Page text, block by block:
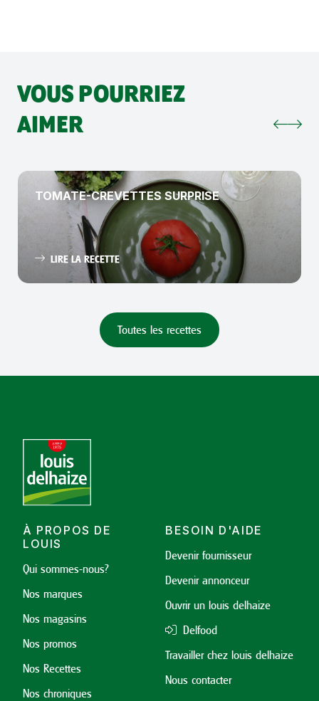
VOUS POURRIEZ
AIMER
TOMATE-CREVETTES SURPRISE
LIRE LA RECETTE
Toutes les recettes
À PROPOS DE
LOUIS
Qui sommes-nous?
Nos marques
Nos magasins
Nos promos
Nos Recettes
Nos chroniques
BESOIN D'AIDE
Devenir fournisseur
Devenir annonceur
Ouvrir un louis delhaize
Delfood
Travailler chez louis delhaize
Nous contacter